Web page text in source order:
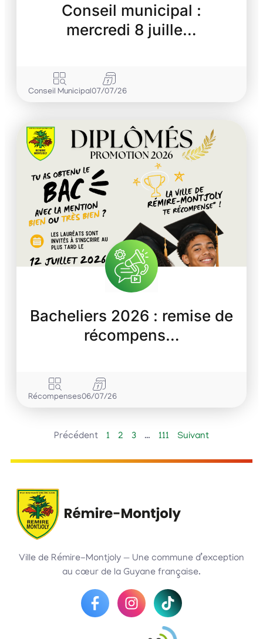
Conseil municipal :
mercredi 8 juille…
Conseil Municipal07/07/26
Bacheliers 2026 : remise de
récompens…
Récompenses06/07/26
Précédent 1 2 3 … 111 Suivant
Ville de Rémire-Montjoly — Une commune d’exception
au cœur de la Guyane française.